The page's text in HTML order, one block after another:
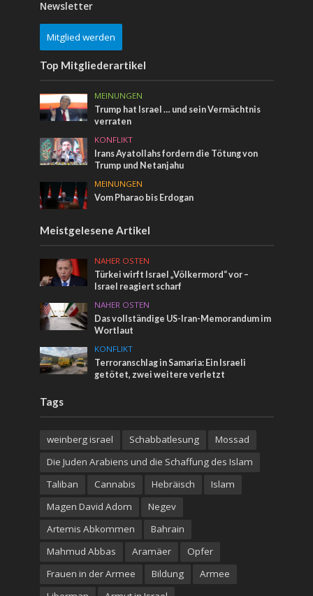
Newsletter
Mitglied werden
Top Mitgliederartikel
MEINUNGEN
Trump hat Israel … und sein Vermächtnis
verraten
KONFLIKT
Irans Ayatollahs fordern die Tötung von
Trump und Netanjahu
MEINUNGEN
Vom Pharao bis Erdogan
Meistgelesene Artikel
NAHER OSTEN
Türkei wirft Israel „Völkermord“ vor –
Israel reagiert scharf
NAHER OSTEN
Das vollständige US-Iran-Memorandum im
Wortlaut
KONFLIKT
Terroranschlag in Samaria: Ein Israeli
getötet, zwei weitere verletzt
Tags
weinberg israel Schabbatlesung
Mossad
Die Juden Arabiens und die Schaffung des Islam
Taliban
Cannabis Hebräisch
Islam
Magen David Adom
Negev
Artemis Abkommen
Bahrain
Mahmud Abbas
Aramäer
Opfer
Frauen in der Armee
Bildung
Armee